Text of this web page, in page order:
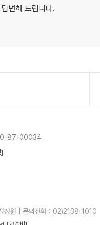
변해 드립니다.
87-00034
성원 | 문의전화 : 02)2138-1010